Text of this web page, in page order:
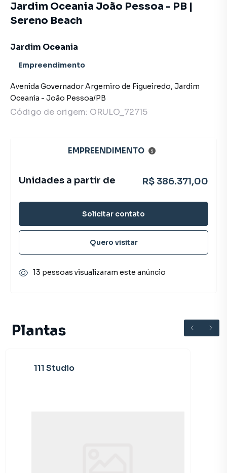
Plantas
111 Studio
Jardim Oceania João Pessoa - PB |
Sereno Beach
Jardim Oceania
Empreendimento
Avenida Governador Argemiro de Figueiredo, Jardim
Oceania - João Pessoa/PB
Código de origem: ORULO_72715
EMPREENDIMENTO
Unidades a partir de R$ 386.371,00
Solicitar contato
Quero visitar
13 pessoas visualizaram este anúncio